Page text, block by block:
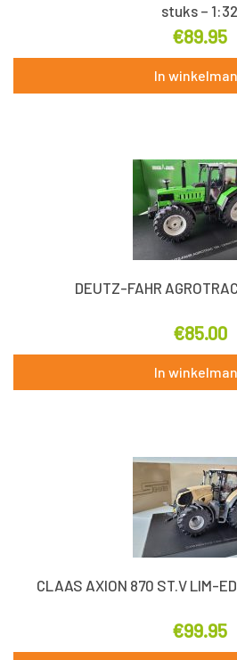
stuks – 1:32
€89.95
In
DEUTZ-FAHR
€85.00
In
CLAAS AXION 870 ST.V LIM-
€99.95